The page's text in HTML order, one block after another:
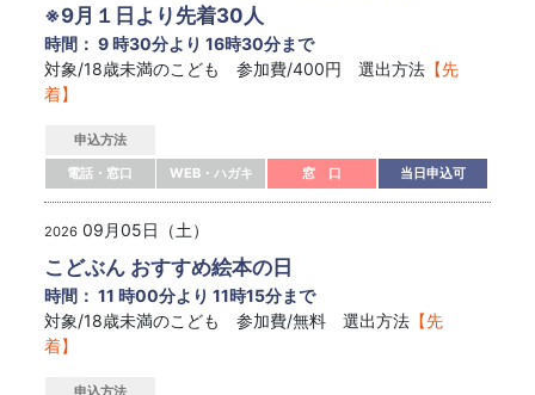
※9月１日より先着30人
時間： 9 時30分より 16時30分まで
対象/18歳未満のこども 参加費/400円 選出方法 【先
着】
申込方法
電話・窓口
WEB・ハガキ 窓 口 当日申込可
2026 09月05日（土）
こどぶん おすすめ絵本の日
時間： 11 時00分より 11時15分まで
対象/18歳未満のこども 参加費/無料 選出方法 【先
着】
申込方法